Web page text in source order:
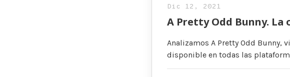
Dic 12, 2021
A Pretty Odd Bunny. La
Analizamos A Pretty Odd Bunny,
disponible en todas las